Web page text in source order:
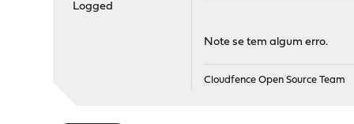
Logged
Note se tem algum erro.
Cloudfence Open Source Team